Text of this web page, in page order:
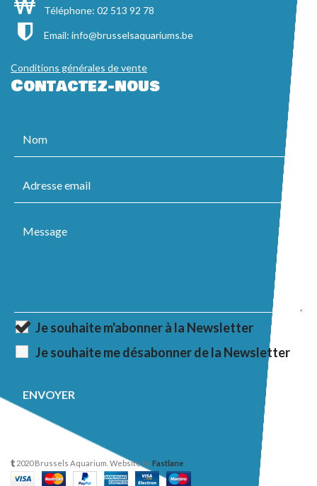
Téléphone: 02 513 92 78
Email: info@brusselsaquariums.be
Conditions générales de vente
Contactez-nous
Je souhaite m'abonner à la Newsletter
Je souhaite me désabonner de la Newsletter
2020 Brussels Aquarium. Website byFastlane